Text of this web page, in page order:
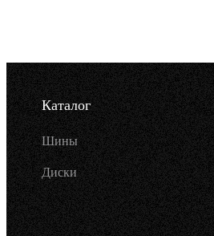
Каталог
Шины
Диски